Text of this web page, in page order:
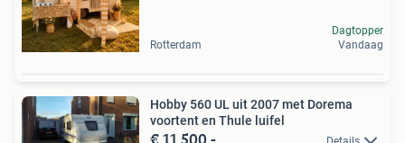
Rotterdam
Dagtopper
Vandaag
Hobby 560 UL uit 2007 met Dorema
voortent en Thule luifel